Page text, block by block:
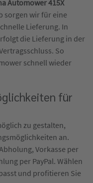
Automower 415X
sorgen wir für eine
Lieferung. In
die Lieferung in der
So
schnell wieder
für
zu gestalten,
an.
Vorkasse per
per PayPal. Wählen
und profitieren Sie